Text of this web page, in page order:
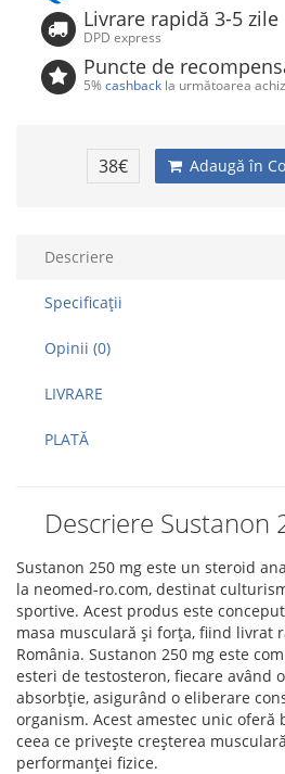
Livrare rapidă 3-5 zile
DPD express
Puncte de
5%cashback la următoarea
38€ Adaugă în
Descriere
Specificaţii
Opinii (0)
LIVRARE
PLATĂ
Descriere Sustanon
Sustanon 250 mg este un steroid
la neomed-ro.com, destinat
sportive. Acest produs este
masa musculară și forța, fiind livrat
România. Sustanon 250 mg este
esteri de testosteron, fiecare având
absorbție, asigurând o eliberare
organism. Acest amestec unic oferă
ceea ce privește creșterea
performanței fizice.